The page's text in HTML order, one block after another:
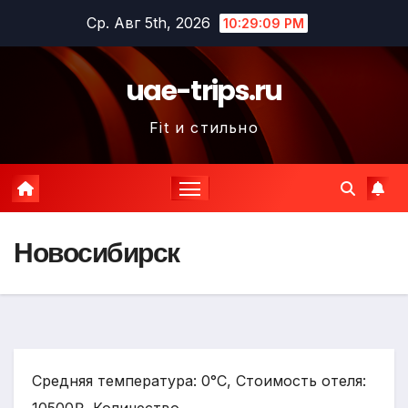
содержимому
Ср. Авг 5th, 2026 10:29:10 PM
uae-trips.ru
Fit и стильно
Новосибирск
Средняя температура: 0°C, Стоимость отеля: